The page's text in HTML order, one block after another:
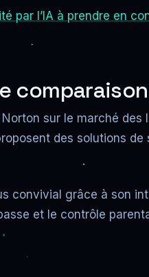
par l’IA à prendre en
sur le marché
des solutions
convivial grâce à son
et le contrôle